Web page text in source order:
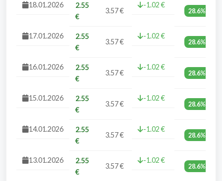
18.01.2026
2.55
€
3.57 €
-1.02 €
28.6%
17.01.2026
2.55
€
3.57 €
-1.02 €
28.6%
16.01.2026
2.55
€
3.57 €
-1.02 €
28.6%
15.01.2026
2.55
€
3.57 €
-1.02 €
28.6%
14.01.2026
2.55
€
3.57 €
-1.02 €
28.6%
13.01.2026
2.55
€
3.57 €
-1.02 €
28.6%